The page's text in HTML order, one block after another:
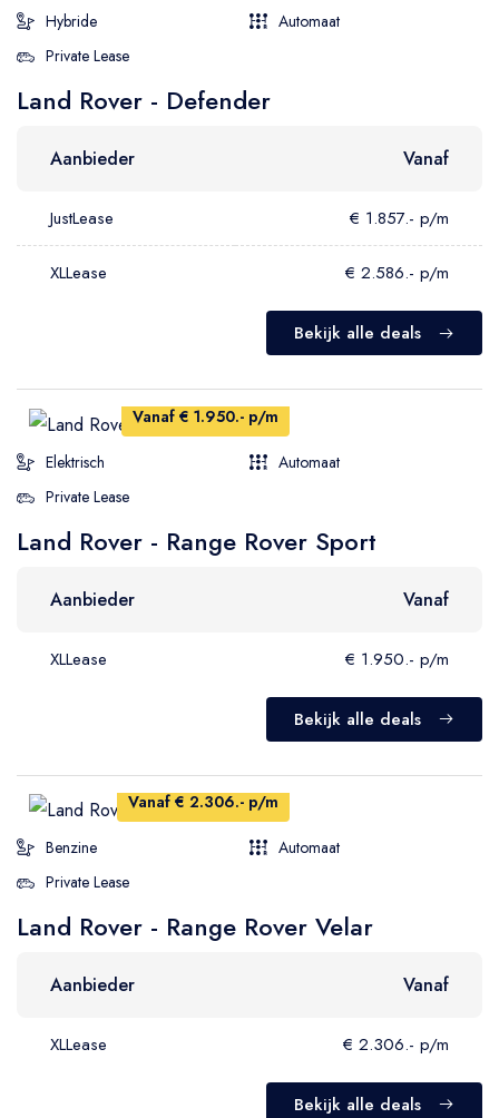
Hybride
Automaat
Private Lease
Land Rover - Defender
Aanbieder Vanaf
JustLease € 1.857.- p/m
XLLease € 2.586.- p/m
Bekijk alle deals
Vanaf € 1.950.- p/m
Elektrisch
Automaat
Private Lease
Land Rover - Range Rover Sport
Aanbieder Vanaf
XLLease € 1.950.- p/m
Bekijk alle deals
Vanaf € 2.306.- p/m
Benzine
Automaat
Private Lease
Land Rover - Range Rover Velar
Aanbieder Vanaf
XLLease € 2.306.- p/m
Bekijk alle deals